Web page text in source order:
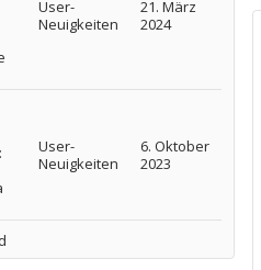
User-
Neuigkeiten
21. März
2024
User-
Neuigkeiten
6. Oktober
2023